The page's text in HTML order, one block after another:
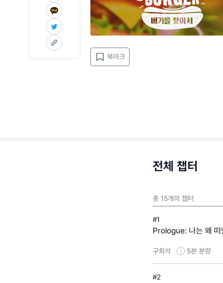
북마크
전체 챕터
총 15개의 챕터
#1
Prologue: 나는 왜 떠
구희석 5분 분량
#2